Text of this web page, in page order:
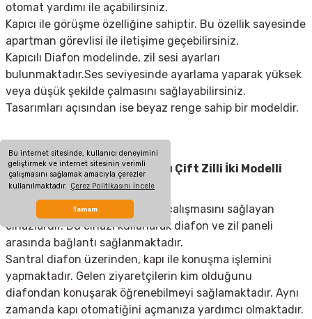
Bu internet sitesinde, kullanıcı deneyimini
geliştirmek ve internet sitesinin verimli
çalışmasını sağlamak amacıyla çerezler
kullanılmaktadır. Çerez Politikasını İncele
Tamam
otomat yardımı ile açabilirsiniz.
Kapıcı ile görüşme özelliğine sahiptir. Bu özellik sayesinde
apartman görevlisi ile iletişime geçebilirsiniz.
Kapıcılı Diafon modelinde, zil sesi ayarları
bulunmaktadır.Ses seviyesinde ayarlama yaparak yüksek
veya düşük şekilde çalmasını sağlayabilirsiniz.
Tasarımları açısından ise beyaz renge sahip bir modeldir.
Audio 002268 AS 302 Kapıcılı Çift Zilli İki Modelli
Santral
Santraller; diafon sisteminizin çalışmasını sağlayan
cihazlardır. Bu cihazı kullanarak diafon ve zil paneli
arasında bağlantı sağlanmaktadır.
Santral diafon üzerinden, kapı ile konuşma işlemini
yapmaktadır. Gelen ziyaretçilerin kim olduğunu
diafondan konuşarak öğrenebilmeyi sağlamaktadır. Aynı
zamanda kapı otomatiğini açmanıza yardımcı olmaktadır.